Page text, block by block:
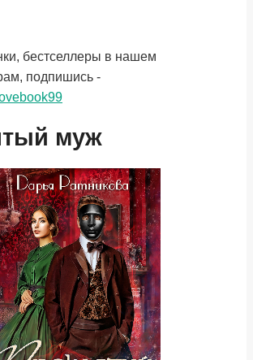
бестселлеры в нашем
подпишись -
муж